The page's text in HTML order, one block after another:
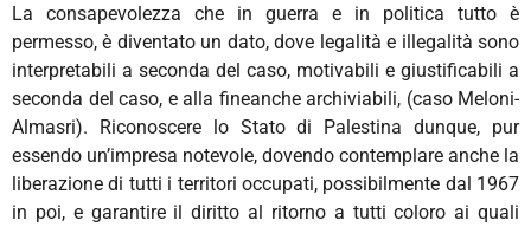
La consapevolezza che in guerra e in politica tutto è
permesso, è diventato un dato, dove legalità e illegalità sono
interpretabili a seconda del caso, motivabili e giustificabili a
seconda del caso, e alla fineanche archiviabili, (caso Meloni-
Almasri). Riconoscere lo Stato di Palestina dunque, pur
essendo un’impresa notevole, dovendo contemplare anche la
liberazione di tutti i territori occupati, possibilmente dal 1967
in poi, e garantire il diritto al ritorno a tutti coloro ai quali